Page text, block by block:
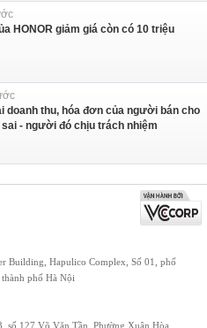
HONOR giảm giá còn có 10 triệu
doanh thu, hóa đơn của người bán cho
- người đó chịu trách nhiệm
Building, Hapulico Complex, Số 01, phố
phố Hà Nội
số 127 Võ Văn Tần, Phường Xuân Hòa,